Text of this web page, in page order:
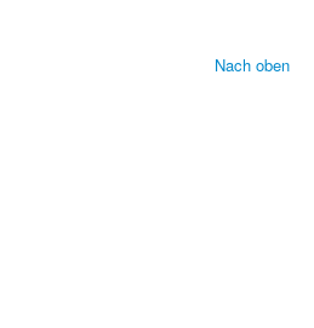
Nach oben